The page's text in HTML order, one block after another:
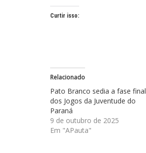
Curtir isso:
Relacionado
Pato Branco sedia a fase final
dos Jogos da Juventude do
Paraná
9 de outubro de 2025
Em "APauta"